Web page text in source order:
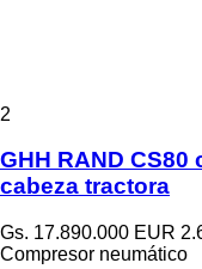
2
GHH RAND
cabeza tractora
Gs. 17.890.000 EUR
Compresor neumático